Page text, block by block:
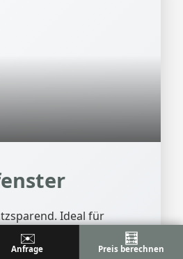
Ideal für
und Übergänge zum
✉️
Anfrage
🧮
Preis berechnen